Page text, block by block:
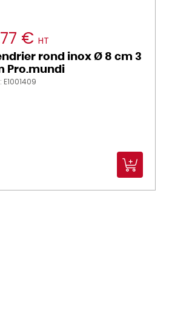
€ HT
rond inox Ø 8 cm 3
Pro.mundi
E1001409